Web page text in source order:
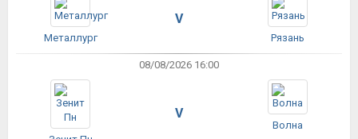
Металлург
V
Рязань
08/08/2026 16:00
V
Волна